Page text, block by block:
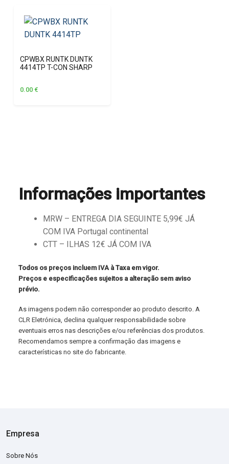
CPWBX RUNTK DUNTK
4414TP T-CON SHARP
0.00 €
Informações importantes
MRW – ENTREGA DIA SEGUINTE 5,99€ JÁ
COM IVA Portugal continental
CTT – ILHAS 12€ JÁ COM IVA
Todos os preços incluem IVA à Taxa em vigor.
Preços e especificações sujeitos a alteração sem aviso
prévio.
As imagens podem não corresponder ao produto descrito. A
CLR Eletrónica, declina qualquer responsabilidade sobre
eventuais erros nas descrições e/ou referências dos produtos.
Recomendamos sempre a confirmação das imagens e
características no site do fabricante.
Empresa
Sobre Nós